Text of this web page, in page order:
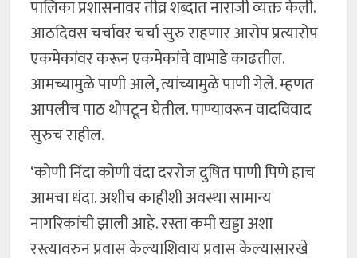
पालिका प्रशासनावर तीव्र शब्दात नाराजी व्यक्त केली.
आठदिवस चर्चावर चर्चा सुरु राहणार आरोप प्रत्यारोप
एकमेकांवर करून एकमेकांचे वाभाडे काढतील.
आमच्यामुळे पाणी आले, त्यांच्यामुळे पाणी गेले. म्हणत
आपलीच पाठ थोपटून घेतील.‌ पाण्यावरून वादविवाद
सुरुच राहील.
‘कोणी निंदा कोणी वंदा दररोज दुषित पाणी पिणे हाच
आमचा धंदा. अशीच काहीशी अवस्था सामान्य
नागरिकांची झाली आहे. रस्ता कमी खड्डा अशा
रस्त्यावरुन प्रवास केल्याशिवाय प्रवास केल्यासारखे